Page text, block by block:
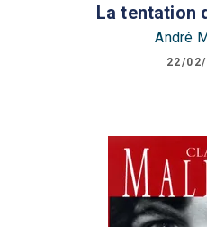
La tentation
André
22/